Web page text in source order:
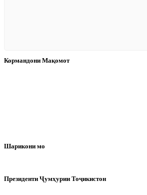
Кормандони Мақомот
Шарикони мо
Президенти Ҷумҳурии Тоҷикистон